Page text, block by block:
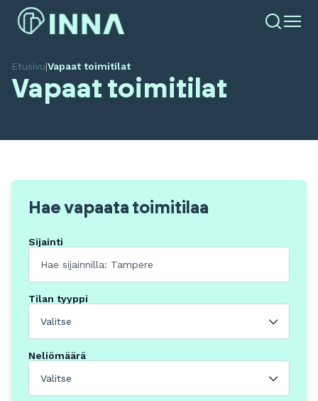
Etusivu|Vapaat toimitilat
Vapaat toimitilat
Hae vapaata toimitilaa
Sijainti
Tilan tyyppi
Valitse
Neliömäärä
Valitse